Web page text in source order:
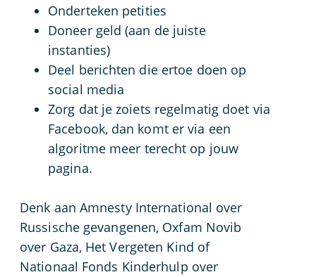
Onderteken petities
Doneer geld (aan de juiste
instanties)
Deel berichten die ertoe doen op
social media
Zorg dat je zoiets regelmatig doet via
Facebook, dan komt er via een
algoritme meer terecht op jouw
pagina.
Denk aan Amnesty International over
Russische gevangenen, Oxfam Novib
over Gaza, Het Vergeten Kind of
Nationaal Fonds Kinderhulp over